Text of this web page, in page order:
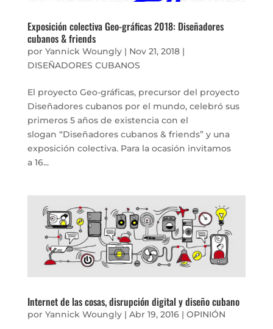
Exposición colectiva Geo-gráficas 2018: Diseñadores
cubanos & friends
por Yannick Woungly| Nov 21, 2018|
DISEÑADORES CUBANOS
El proyecto Geo-gráficas, precursor del proyecto
Diseñadores cubanos por el mundo, celebró sus
primeros 5 años de existencia con el
slogan “Diseñadores cubanos & friends” y una
exposición colectiva. Para la ocasión invitamos
a 16...
Internet de las cosas, disrupción digital y diseño cubano
por Yannick Woungly| Abr 19, 2016| OPINIÓN